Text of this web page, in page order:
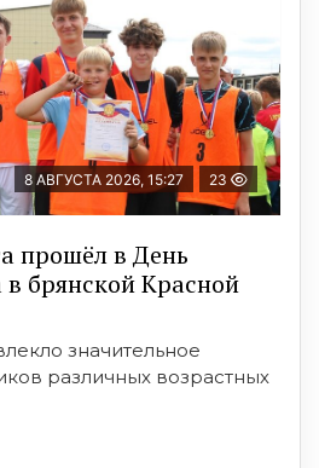
8 АВГУСТА 2026, 15:27 23
прошёл в День
в брянской Красной
значительное
различных возрастных